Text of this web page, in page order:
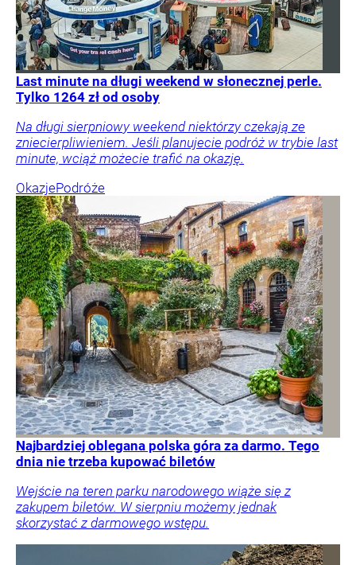
Last minute na długi weekend w słonecznej perle.
Tylko 1264 zł od osoby
Na długi sierpniowy weekend niektórzy czekają ze
zniecierpliwieniem. Jeśli planujecie podróż w trybie last
minute, wciąż możecie trafić na okazję.
OkazjePodróże
Najbardziej oblegana polska góra za darmo. Tego
dnia nie trzeba kupować biletów
Wejście na teren parku narodowego wiąże się z
zakupem biletów. W sierpniu możemy jednak
skorzystać z darmowego wstępu.